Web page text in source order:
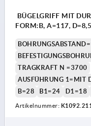
BÜGELGRIFF MIT
FORM:B, A=117, D=8,5
TRAGKRAFT N =3700
AUSFÜHRUNG 1=MIT
B=28
B1=24 D1=18
Artikelnummer: